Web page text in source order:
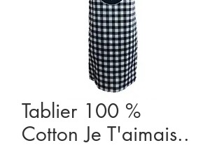
Tablier 100 %
Cotton Je T'aimais..